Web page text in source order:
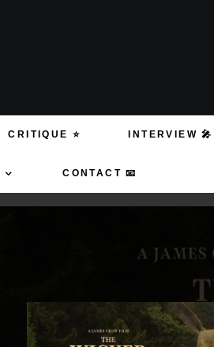
CRITIQUE ⭐ INTERVIEW 🎤
CONTACT 📧